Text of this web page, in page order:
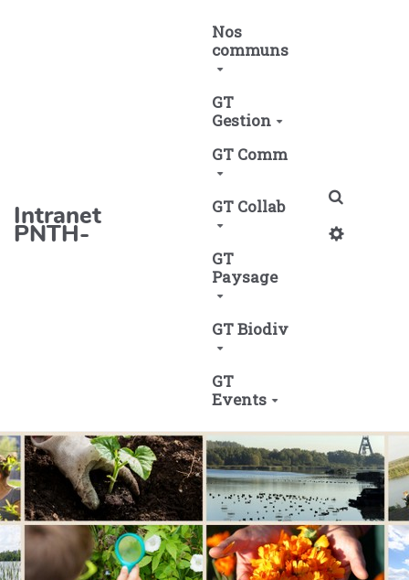
Aller au contenu principal
Intranet
PNTH-
Nos
communs
GT
Gestion
GT Comm
GT Collab
GT
Paysage
GT Biodiv
GT
Events